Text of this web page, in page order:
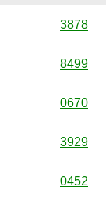
3878
8499
0670
3929
0452